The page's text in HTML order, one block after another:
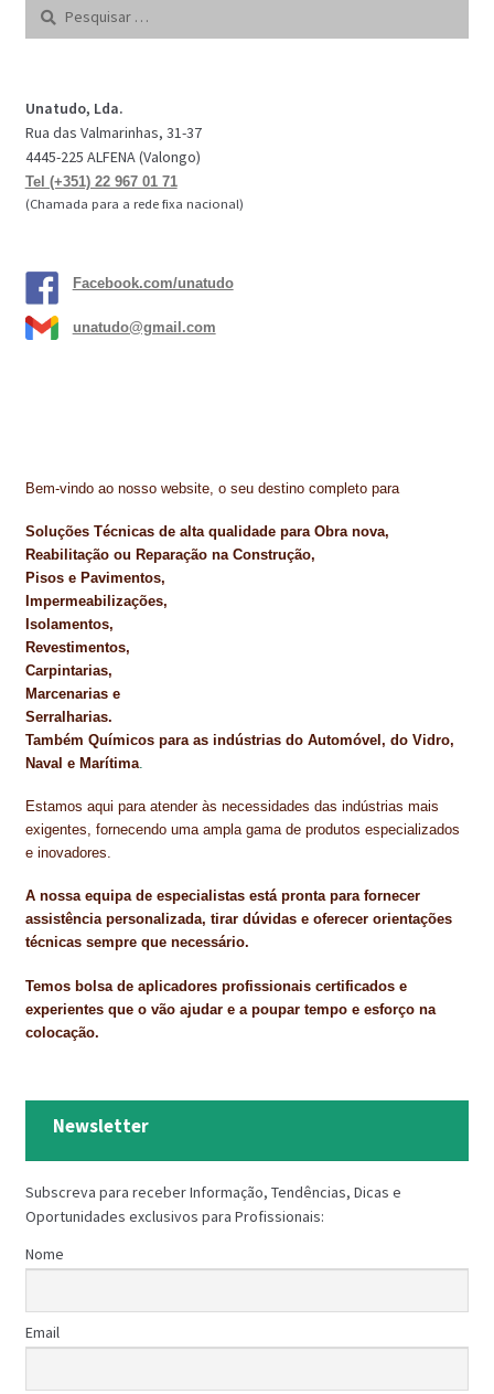
INQUÉRITO DE SATISFAÇÃO DO CLIENTE
ISOLAMENTO TÉRMICO (ETICS)
LOJA
MICROCIMENTO
POLÍTICA DE PRIVACIDADE
PRODUTOS DAS MARCAS
PRODUTOS E SOLUÇÕES TÉCNICAS PARA PROFISSIONAIS
PRODUTOS ECOLÓGICOS CERTIFICADOS
PRODUTOS PARA A INDÚSTRIA AUTOMÓVEL
PRODUTOS PARA A INDÚSTRIA NAVAL E MARÍTIMA
PROFISSIONAIS
PROTEÇÃO DE FERRO
RECENTES
REPARAÇÃO DE BETÃO COM FERRO À VISTA
REVESTIMENTO DE TANQUES E SILOS
SOLICITAR COTAÇÃO
TINTAS
Pesquisar
Unatudo, Lda.
Rua das Valmarinhas, 31-37
4445-225 ALFENA (Valongo)
Tel (+351) 22 967 01 71
(Chamada para a rede fixa nacional)
Facebook.com/unatudo
unatudo@gmail.com
Bem-vindo ao nosso website, o seu destino completo para
Soluções Técnicas de alta qualidade para Obra nova,
Reabilitação ou Reparação na Construção,
Pisos e Pavimentos,
Impermeabilizações,
Isolamentos,
Revestimentos,
Carpintarias,
Marcenarias e
Serralharias.
Também Químicos para as indústrias do Automóvel, do Vidro,
Naval e Marítima.
Estamos aqui para atender às necessidades das indústrias mais
exigentes, fornecendo uma ampla gama de produtos especializados
e inovadores.
A nossa equipa de especialistas está pronta para fornecer
assistência personalizada, tirar dúvidas e oferecer orientações
técnicas sempre que necessário.
Temos bolsa de aplicadores profissionais certificados e
experientes que o vão ajudar e a poupar tempo e esforço na
colocação.
Newsletter
Subscreva para receber Informação, Tendências, Dicas e
Oportunidades exclusivos para Profissionais:
Nome
Email